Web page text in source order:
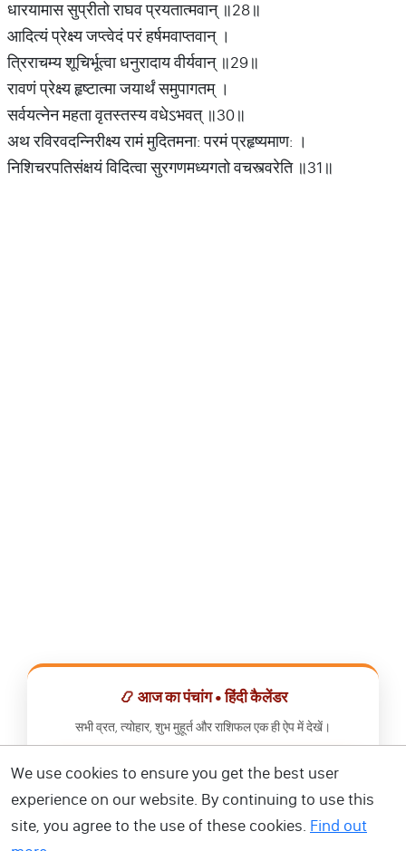
धारयामास सुप्रीतो राघव प्रयतात्मवान्‌ ॥28॥
आदित्यं प्रेक्ष्य जप्त्वेदं परं हर्षमवाप्तवान्‌ ।
त्रिराचम्य शूचिर्भूत्वा धनुरादाय वीर्यवान्‌ ॥29॥
रावणं प्रेक्ष्य हृष्टात्मा जयार्थं समुपागतम्‌ ।
सर्वयत्नेन महता वृतस्तस्य वधेऽभवत्‌ ॥30॥
अथ रविरवदन्निरीक्ष्य रामं मुदितमना: परमं प्रहृष्यमाण: ।
निशिचरपतिसंक्षयं विदित्वा सुरगणमध्यगतो वचस्त्वरेति ॥31॥
📿 आज का पंचांग • हिंदी कैलेंडर
सभी व्रत, त्योहार, शुभ मुहूर्त और राशिफल एक ही ऐप में देखें।
📅 हिंदी कैलेंडर ऐप डाउनलोड करें
We use cookies to ensure you get the best user
experience on our website. By continuing to use this
site, you agree to the use of these cookies. Find out